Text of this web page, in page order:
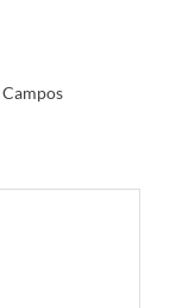
Campos